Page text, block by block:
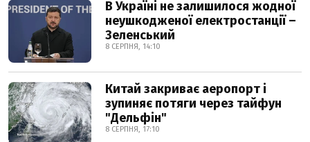
В Україні не залишилося жодної
неушкодженої електростанції –
Зеленський
8 СЕРПНЯ, 14:10
Китай закриває аеропорт і
зупиняє потяги через тайфун
"Дельфін"
8 СЕРПНЯ, 17:10